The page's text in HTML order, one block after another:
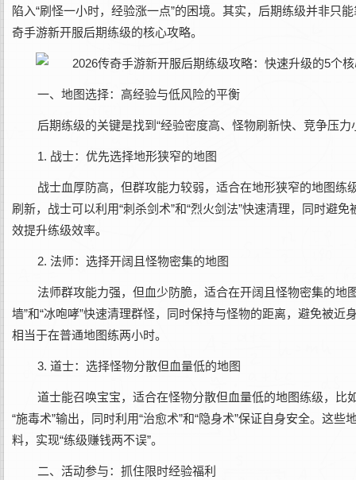
陷入“刷怪一小时，经验涨一点”的困境。其实，后期练级并非只
奇手游新开服后期练级的核心攻略。
一、地图选择：高经验与低风险的平衡
后期练级的关键是找到“经验密度高、怪物刷新快、竞争压
1. 战士：优先选择地形狭窄的地图
战士血厚防高，但群攻能力较弱，适合在地形狭窄的地图练
刷新，战士可以利用“刺杀剑术”和“烈火剑法”快速清理，同时避
效提升练级效率。
2. 法师：选择开阔且怪物密集的地图
法师群攻能力强，但血少防脆，适合在开阔且怪物密集的地
墙”和“冰咆哮”快速清理群怪，同时保持与怪物的距离，避免被
相当于在普通地图练两小时。
3. 道士：选择怪物分散但血量低的地图
道士能召唤宝宝，适合在怪物分散但血量低的地图练级，比
“施毒术”输出，同时利用“治愈术”和“隐身术”保证自身安全。这
料，实现“练级赚钱两不误”。
二、活动参与：抓住限时经验福利